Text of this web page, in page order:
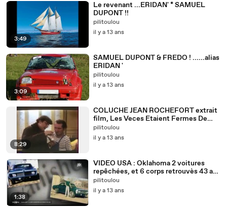
3:49
Le revenant ...ERIDAN' * SAMUEL
DUPONT !!
pilitoulou
il y a 13 ans
3:09
SAMUEL DUPONT & FREDO ! ......alias
ERIDAN '
pilitoulou
il y a 13 ans
8:29
COLUCHE JEAN ROCHEFORT extrait
film, Les Veces Etaient Fermes De
L'interieur
pilitoulou
il y a 13 ans
1:38
VIDEO USA : Oklahoma 2 voitures
repêchées, et 6 corps retrouvès 43 ans
après ........
pilitoulou
il y a 13 ans